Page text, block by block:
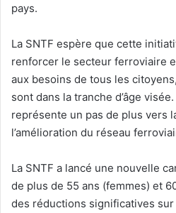
pays.
La SNTF espère que cette
renforcer le secteur ferroviaire
aux besoins de tous les
sont dans la tranche d’âge
représente un pas de plus vers
l’amélioration du réseau
La SNTF a lancé une nouvelle
de plus de 55 ans (femmes) et
des réductions significatives